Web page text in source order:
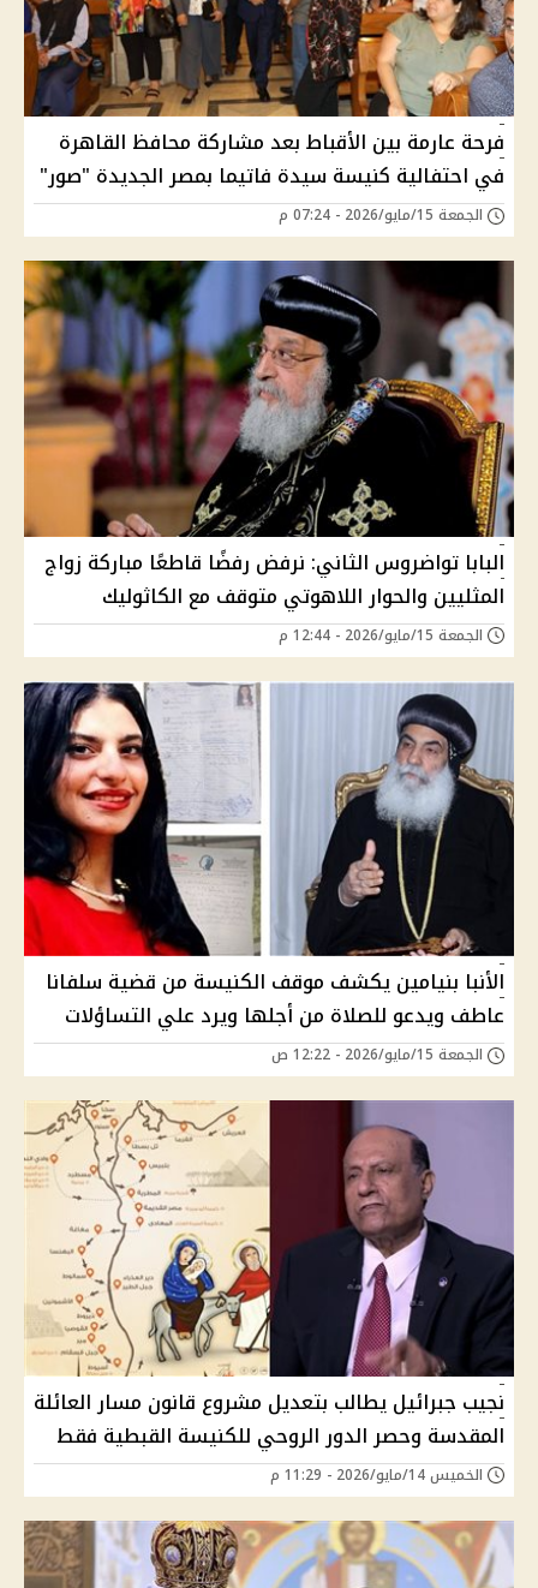
فرحة عارمة بين الأقباط بعد مشاركة محافظ القاهرة
في احتفالية كنيسة سيدة فاتيما بمصر الجديدة "صور"
الجمعة 15/مايو/2026 - 07:24 م
البابا تواضروس الثاني: نرفض رفضًا قاطعًا مباركة زواج
المثليين والحوار اللاهوتي متوقف مع الكاثوليك
الجمعة 15/مايو/2026 - 12:44 م
الأنبا بنيامين يكشف موقف الكنيسة من قضية سلفانا
عاطف ويدعو للصلاة من أجلها ويرد علي التساؤلات
الجمعة 15/مايو/2026 - 12:22 ص
نجيب جبرائيل يطالب بتعديل مشروع قانون مسار العائلة
المقدسة وحصر الدور الروحي للكنيسة القبطية فقط
الخميس 14/مايو/2026 - 11:29 م